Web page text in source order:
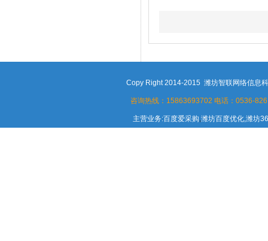
Copy Right 2014-2015 潍坊智联网络信息
咨询热线：15863693702 电话：0536-
主营业务:百度爱采购,潍坊百度优化,潍坊